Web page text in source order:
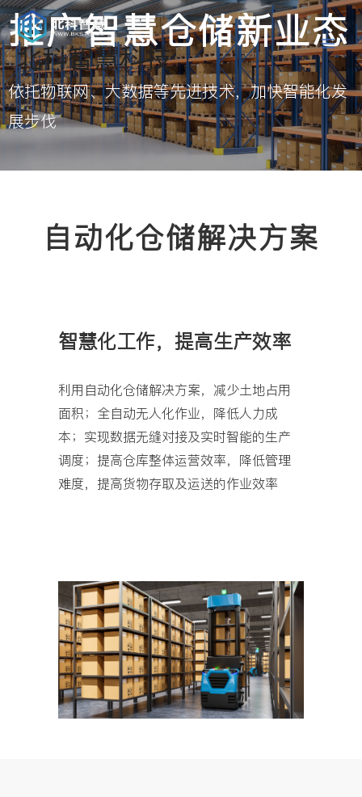
北科智慧科技
推广智慧仓储新业态
依托物联网、大数据等先进技术，加快智能化发
展步伐
自动化仓储解决方案
智慧化工作，提高生产效率
利用自动化仓储解决方案，减少土地占用
面积；全自动无人化作业，降低人力成
本；实现数据无缝对接及实时智能的生产
调度；提高仓库整体运营效率，降低管理
难度，提高货物存取及运送的作业效率